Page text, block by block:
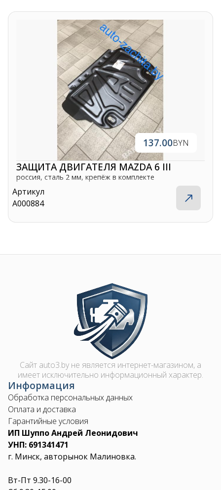
137.00BYN
ЗАЩИТА ДВИГАТЕЛЯ MAZDA 6 III
россия, сталь 2 мм, крепёж в комплекте
Артикул
A000884
Image
Сайт auto3.by не является интернет-магазином, а
имеет исключительно информационный характер.
Информация
Обработка персональных данных
Оплата и доставка
Гарантийные условия
ИП Шуппо Андрей Леонидович
УНП: 691341471
г. Минск, авторынок Малиновка.
Вт-Пт 9.30-16-00